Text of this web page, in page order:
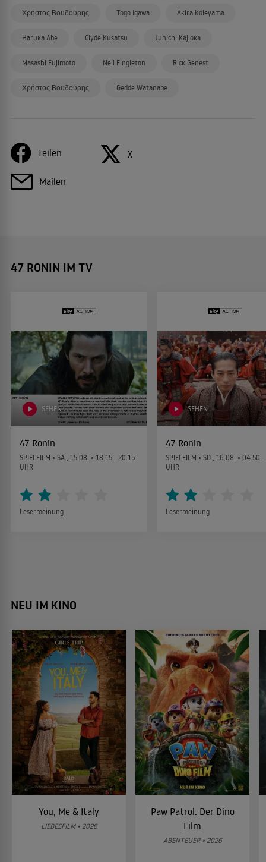
Χρήστος Βουδούρης Togo Igawa Akira Koieyama
Haruka Abe Clyde Kusatsu Junichi Kajioka
Masashi Fujimoto Neil Fingleton Rick Genest
Χρήστος Βουδούρης Gedde Watanabe
Teilen X
Mailen
47 RONIN IM TV
SEHEN
47 Ronin
SPIELFILM • SA., 15.08. • 18:15 - 20:15
UHR
Lesermeinung
SEHEN
47 Ronin
SPIELFILM • SO., 16.08. • 04:50
UHR
Lesermeinung
NEU IM KINO
You, Me & Italy
LIEBESFILM • 2026
Paw Patrol: Der Dino
Film
ABENTEUER • 2026